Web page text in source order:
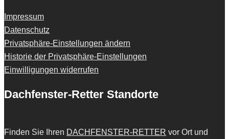
Impressum
Datenschutz
Privatsphäre-Einstellungen ändern
Historie der Privatsphäre-Einstellungen
Einwilligungen widerrufen
Dachfenster-Retter Standorte
Finden Sie Ihren DACHFENSTER-RETTER vor Ort und